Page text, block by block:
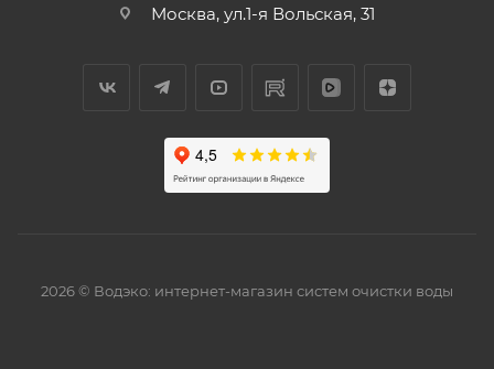
Москва, ул.1-я Вольская, 31
2026 © Водэко: интернет-магазин систем очистки воды